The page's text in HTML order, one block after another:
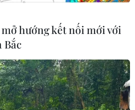
hướng kết nối mới với
Bắc